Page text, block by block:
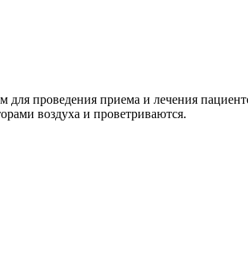
проведения приема и лечения
воздуха и проветриваются.